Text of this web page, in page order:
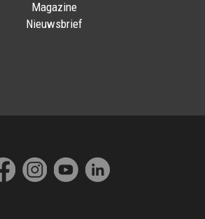
Magazine
Nieuwsbrief